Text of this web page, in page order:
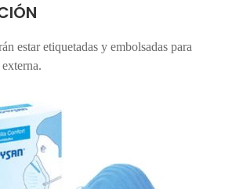
estar etiquetadas y embolsadas para